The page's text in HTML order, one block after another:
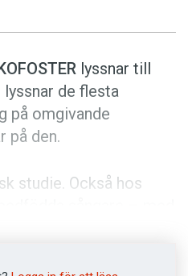
lyssnar till
de flesta
på omgivande
på den.
studie. Också hos